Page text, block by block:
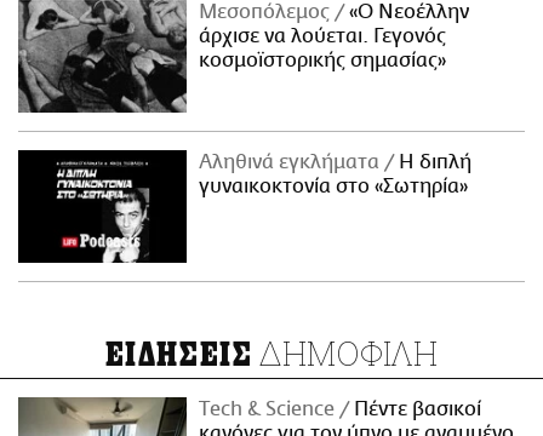
Μεσοπόλεμος
«Ο Νεοέλλην
άρχισε να λούεται. Γεγονός
κοσμοϊστορικής σημασίας»
Αληθινά εγκλήματα
Η διπλή
γυναικοκτονία στο «Σωτηρία»
ΕΙΔΗΣΕΙΣ ΔΗΜΟΦΙΛΗ
Τech & Science
Πέντε βασικοί